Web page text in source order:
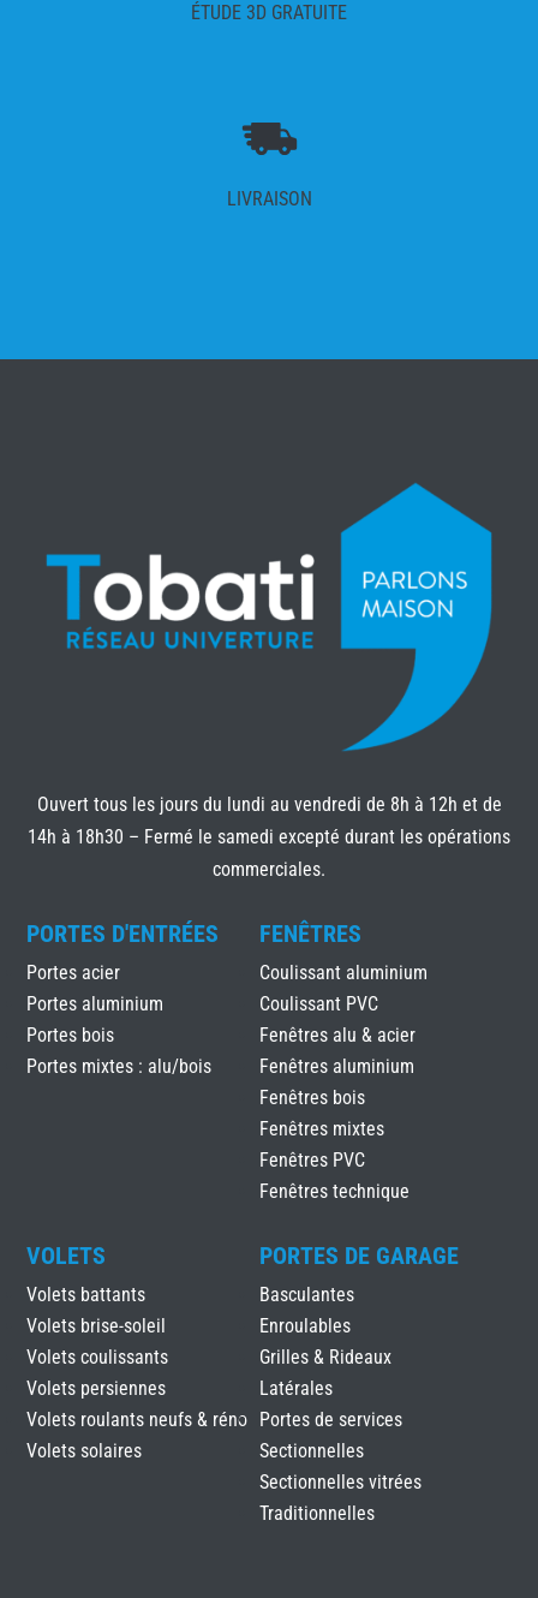
ÉTUDE 3D GRATUITE
LIVRAISON
Ouvert tous les jours du lundi au vendredi de 8h à 12h et de
14h à 18h30 – Fermé le samedi excepté durant les opérations
commerciales.
PORTES D'ENTRÉES
Portes acier
Portes aluminium
Portes bois
Portes mixtes : alu/bois
FENÊTRES
Coulissant aluminium
Coulissant PVC
Fenêtres alu & acier
Fenêtres aluminium
Fenêtres bois
Fenêtres mixtes
Fenêtres PVC
Fenêtres technique
VOLETS
Volets battants
Volets brise-soleil
Volets coulissants
Volets persiennes
Volets roulants neufs & réno
Volets solaires
PORTES DE GARAGE
Basculantes
Enroulables
Grilles & Rideaux
Latérales
Portes de services
Sectionnelles
Sectionnelles vitrées
Traditionnelles